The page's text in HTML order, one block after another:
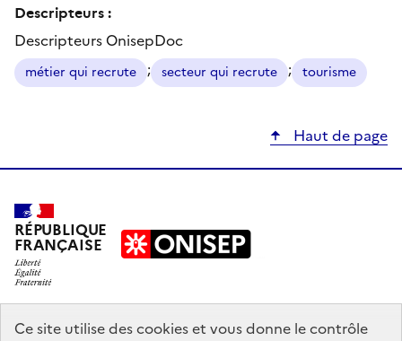
Ce site utilise des cookies et vous donne le contrôle
Descripteurs :
Descripteurs OnisepDoc
métier qui recrute ; secteur qui recrute ; tourisme
Haut de page
RÉPUBLIQUE
FRANÇAISE
education.gouv.fr